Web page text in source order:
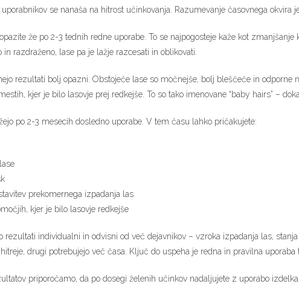
se nanaša na hitrost učinkovanja. Razumevanje časovnega
že po 2-3 tednih redne uporabe. To se najpogosteje kaže kot
razdraženo, lase pa je lažje razcesati in oblikovati.
rezultati bolj opazni. Obstoječe lase so močnejše, bolj bleščeče in
kjer je bilo lasovje prej redkejše. To so tako imenovane “baby hairs” –
po 2-3 mesecih dosledno uporabe. V tem času lahko pričakujete:
prekomernega izpadanja las
kjer je bilo lasovje redkejše
rezultati individualni in odvisni od več dejavnikov – vzroka izpadanja las,
drugi potrebujejo več časa. Ključ do uspeha je redna in pravilna uporaba
priporočamo, da po dosegi želenih učinkov nadaljujete z uporabo